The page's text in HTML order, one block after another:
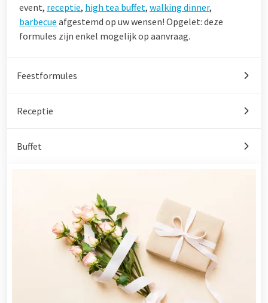
event, receptie, high tea buffet, walking dinner,
barbecue afgestemd op uw wensen! Opgelet: deze
formules zijn enkel mogelijk op aanvraag.
Feestformules
Receptie
Buffet